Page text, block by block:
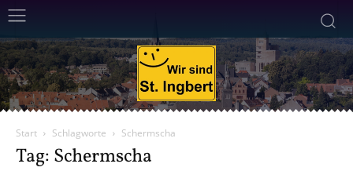
Start Schlagworte Schermscha
Tag: Schermscha